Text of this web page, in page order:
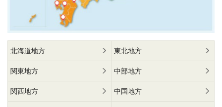
北海道地方 東北地方
関東地方 中部地方
関西地方 中国地方